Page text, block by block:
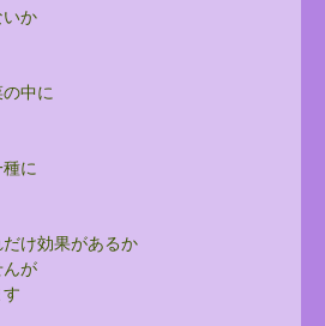
か
中に
に
け効果があるか
が